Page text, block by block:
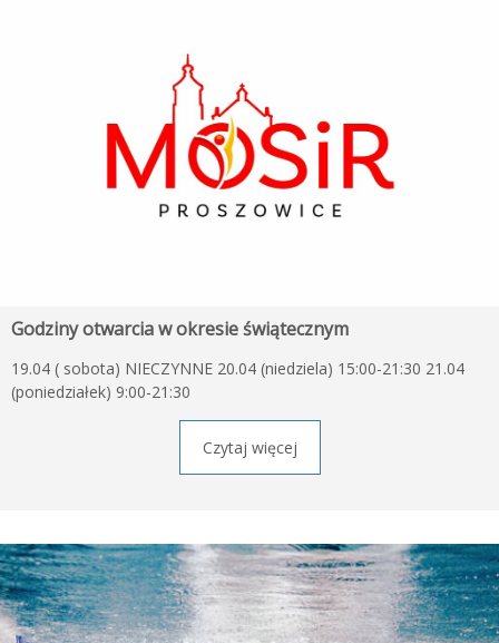
Godziny otwarcia w okresie świątecznym
19.04 ( sobota) NIECZYNNE 20.04 (niedziela) 15:00-21:30 21.04
(poniedziałek) 9:00-21:30
Czytaj więcej